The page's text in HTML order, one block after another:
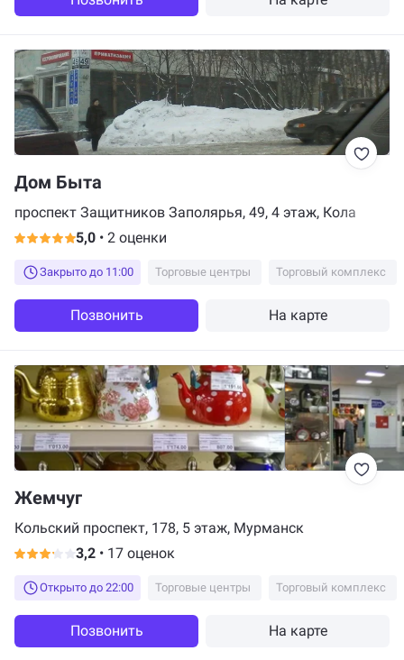
Дом Быта
проспект Защитников Заполярья, 49, 4 этаж, Кола
5,0 • 2 оценки
Закрыто до 11:00 Торговые центры Торговый комплекс
Позвонить На карте
Жемчуг
Кольский проспект, 178, 5 этаж, Мурманск
3,2 • 17 оценок
Открыто до 22:00 Торговые центры Торговый комплекс
Позвонить На карте